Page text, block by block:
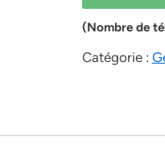
(Nombre de
Catégorie :